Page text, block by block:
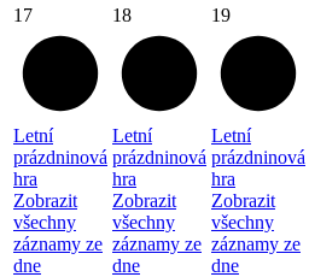
17
Letní
prázdninová
hra
Zobrazit
všechny
záznamy ze
dne
18
Letní
prázdninová
hra
Zobrazit
všechny
záznamy ze
dne
19
Letní
prázdninová
hra
Zobrazit
všechny
záznamy ze
dne